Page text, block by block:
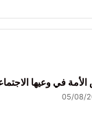
في وعيها
05/08/